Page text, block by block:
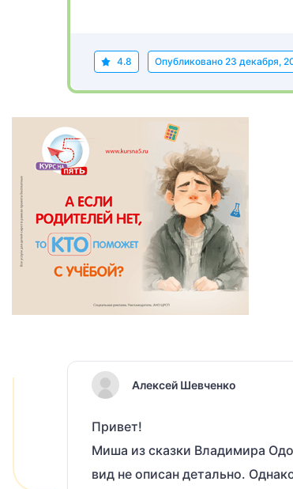
4.8 Опубликовано 23 декабря,
Алексей Шевченко
Привет!
Миша из сказки Владимира
вид не описан детально.